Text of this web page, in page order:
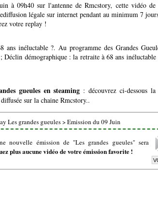
à 09h40 sur l'antenne de Rmcstory, cette vidéo de
légale sur internet pendant au minimum 7
votre replay !
ans inéluctable ?. Au programme des Grandes
Déclin démographique : la retraite à 68 ans
gueules en steaming : découvrez ci-dessous
sur la chaine Rmcstory..
Les grandes gueules>Emission du 09 Juin
nouvelle émission de "Les grandes gueules" sera
plus aucune vidéo de votre émission favorite !